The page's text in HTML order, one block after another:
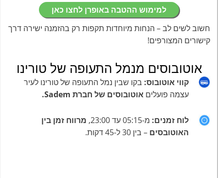
למימוש ההטבה באופרן לחצו כאן
חשוב לשים לב – הנחות מיוחדות תקפות רק בהזמנה ישירה דרך
קישורים המצורפים!
אוטובוסים מנמל התעופה של טורינו
קווי אוטובוס: בקו שבין נמל התעופה של טורינו לעיר
עצמה פועלים אוטובוסים של חברת Sadem.
לוח זמנים: מ-05:15 עד 23:00,
מרווח זמן בין
האוטובסים – בין 30 ל-45 דקות.